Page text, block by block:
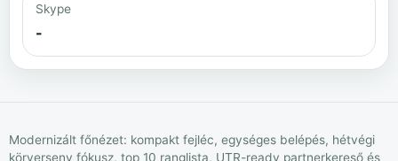
Skype
-
Modernizált főnézet: kompakt fejléc, egységes belépés, hétvégi
körverseny fókusz, top 10 ranglista, UTR-ready partnerkereső és